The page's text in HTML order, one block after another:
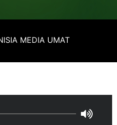
MEDIA UMAT